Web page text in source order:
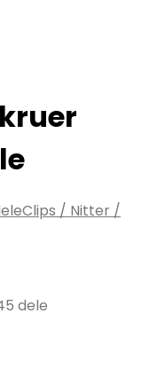
Clips / Nitter /
dele